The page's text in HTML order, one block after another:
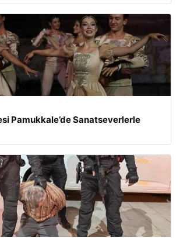
Pamukkale’de Sanatseverlerle